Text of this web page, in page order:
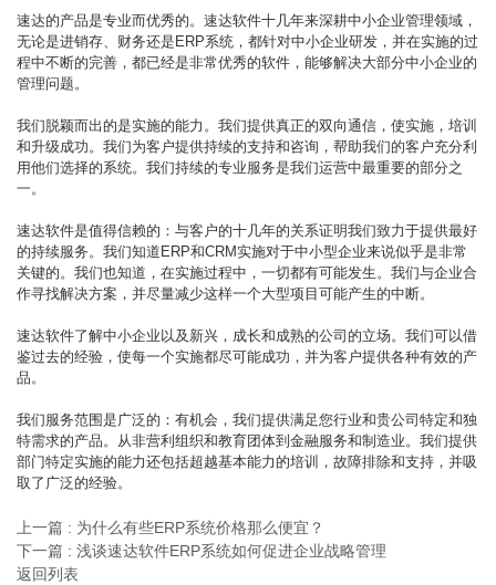
速达的产品是专业而优秀的。速达软件十几年来深耕中小企业管理领域，
无论是进销存、财务还是ERP系统，都针对中小企业研发，并在实施的过
程中不断的完善，都已经是非常优秀的软件，能够解决大部分中小企业的
管理问题。
我们脱颖而出的是实施的能力。我们提供真正的双向通信，使实施，培训
和升级成功。我们为客户提供持续的支持和咨询，帮助我们的客户充分利
用他们选择的系统。我们持续的专业服务是我们运营中最重要的部分之
一。
速达软件是值得信赖的：与客户的十几年的关系证明我们致力于提供最好
的持续服务。我们知道ERP和CRM实施对于中小型企业来说似乎是非常
关键的。我们也知道，在实施过程中，一切都有可能发生。我们与企业合
作寻找解决方案，并尽量减少这样一个大型项目可能产生的中断。
速达软件了解中小企业以及新兴，成长和成熟的公司的立场。我们可以借
鉴过去的经验，使每一个实施都尽可能成功，并为客户提供各种有效的产
品。
我们服务范围是广泛的：有机会，我们提供满足您行业和贵公司特定和独
特需求的产品。从非营利组织和教育团体到金融服务和制造业。我们提供
部门特定实施的能力还包括超越基本能力的培训，故障排除和支持，并吸
取了广泛的经验。
上一篇 : 为什么有些ERP系统价格那么便宜？
下一篇 : 浅谈速达软件ERP系统如何促进企业战略管理
返回列表